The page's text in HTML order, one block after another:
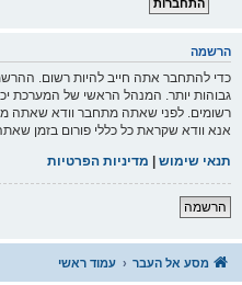
הרשמה
כדי להתחבר אתה חייב להיות רשום.
גבוהות יותר. המנהל הראשי של המערכת
רשומים. לפני שאתה מתחבר וודא שאתה
אנא וודא שקראת כל כללי פורום בזמן
תנאי שימוש | מדיניות הפרטיות
הרשמה
מסע אל העבר עמוד ראשי